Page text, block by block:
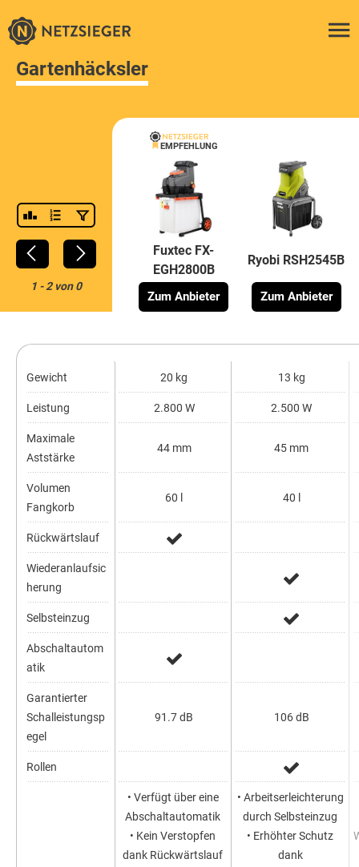
Gartenhäcksler
1-2von0
EMPFEHLUNG
Fuxtec FX-
EGH2800B
Zum Anbieter
Ryobi RSH2545B
Zum Anbieter
Gewicht
Leistung
Maximale
Aststärke
Volumen
Fangkorb
Rückwärtslauf
Wiederanlaufsic
herung
Selbsteinzug
Abschaltautom
atik
Garantierter
Schalleistungsp
egel
Rollen
20 kg
2.800 W
44 mm
60 l
91.7 dB
• Verfügt über eine
Abschaltautomatik
• Kein Verstopfen
dank Rückwärtslauf
13 kg
2.500 W
45 mm
40 l
106 dB
• Arbeitserleichterung
durch Selbsteinzug
• Erhöhter Schutz
dank